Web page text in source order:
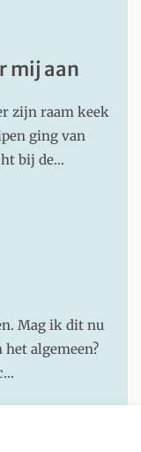
mij aan
zijn raam keek
ging van
bij de…
Mag ik dit nu
algemeen?